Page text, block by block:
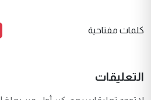
كلمات مفتاحية
التعليقات